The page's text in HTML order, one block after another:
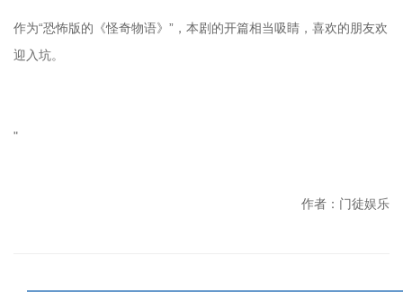
作为“恐怖版的《怪奇物语》”，本剧的开篇相当吸睛，喜欢的朋友欢
迎入坑。
"
作者：门徒娱乐